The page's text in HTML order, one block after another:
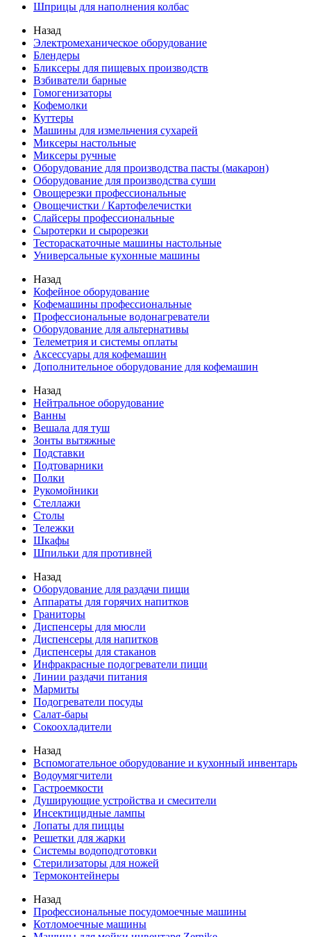
Шприцы для наполнения колбас
Назад
Электромеханическое оборудование
Блендеры
Бликсеры для пищевых производств
Взбиватели барные
Гомогенизаторы
Кофемолки
Куттеры
Машины для измельчения сухарей
Миксеры настольные
Миксеры ручные
Оборудование для производства пасты (макарон)
Оборудование для производства суши
Овощерезки профессиональные
Овощечистки / Картофелечистки
Слайсеры профессиональные
Сыротерки и сырорезки
Тестораскаточные машины настольные
Универсальные кухонные машины
Назад
Кофейное оборудование
Кофемашины профессиональные
Профессиональные водонагреватели
Оборудование для альтернативы
Телеметрия и системы оплаты
Аксессуары для кофемашин
Дополнительное оборудование для кофемашин
Назад
Нейтральное оборудование
Ванны
Вешала для туш
Зонты вытяжные
Подставки
Подтоварники
Полки
Рукомойники
Стеллажи
Столы
Тележки
Шкафы
Шпильки для противней
Назад
Оборудование для раздачи пищи
Аппараты для горячих напитков
Граниторы
Диспенсеры для мюсли
Диспенсеры для напитков
Диспенсеры для стаканов
Инфракрасные подогреватели пищи
Линии раздачи питания
Мармиты
Подогреватели посуды
Салат-бары
Сокоохладители
Назад
Вспомогательное оборудование и кухонный инвентарь
Водоумягчители
Гастроемкости
Душирующие устройства и смесители
Инсектицидные лампы
Лопаты для пиццы
Решетки для жарки
Системы водоподготовки
Стерилизаторы для ножей
Термоконтейнеры
Назад
Профессиональные посудомоечные машины
Котломоечные машины